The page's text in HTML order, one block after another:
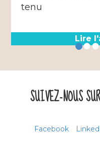
tenu
Lire
SUIVEZ-NOUS
Facebook